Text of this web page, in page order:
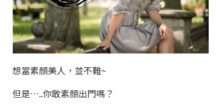
想當素顏美人，並不難~
但是…..你敢素顏出門嗎？